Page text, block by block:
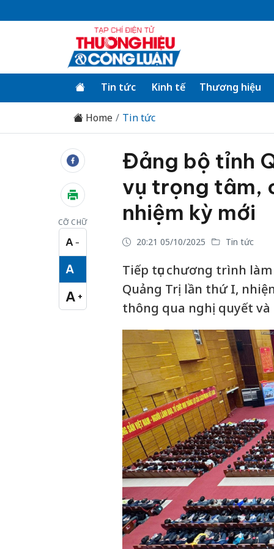
Tin tức Kinh tế Thương hiệu
Home Tin tức
CỠ CHỮ
A −
Cỡ chữ nhỏ
A
Cỡ chữ vừa
A +
Cỡ chữ lớn
Đảng bộ tỉnh
vụ trọng tâm,
nhiệm kỳ mới
20:21 05/10/2025 Tin tức
Tiếp tục chương trình
Quảng Trị lần thứ I,
thông qua nghị quyết và